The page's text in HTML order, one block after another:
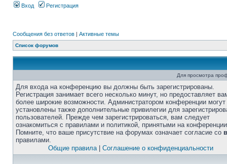
Вход Регистрация
Сообщения без ответов | Активные темы
Список форумов
Для просмотра
Для входа на конференцию вы должны быть зарегистрированы.
Регистрация занимает всего несколько минут, но предоставляет
более широкие возможности. Администратором конференции
установлены также дополнительные привилегии для
пользователей. Прежде чем зарегистрироваться, вам следует
ознакомиться с правилами и политикой, принятыми на
Помните, что ваше присутствие на форумах означает согласие со
правилами.
Общие правила| Соглашение о конфиденциальности